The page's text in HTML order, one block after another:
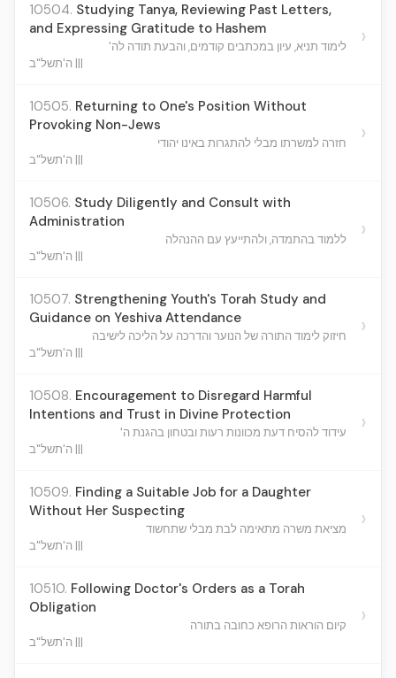
10504. Studying Tanya, Reviewing Past Letters,
and Expressing Gratitude to Hashem
לימוד תניא, עיון במכתבים קודמים, והבעת תודה לה'
ה'תשל"ב |||
›
10505. Returning to One's Position Without
Provoking Non-Jews
חזרה למשרתו מבלי להתגרות באינו יהודי
ה'תשל"ב |||
›
10506. Study Diligently and Consult with
Administration
ללמוד בהתמדה, ולהתייעץ עם ההנהלה
ה'תשל"ב |||
›
10507. Strengthening Youth's Torah Study and
Guidance on Yeshiva Attendance
חיזוק לימוד התורה של הנוער והדרכה על הליכה לישיבה
ה'תשל"ב |||
›
10508. Encouragement to Disregard Harmful
Intentions and Trust in Divine Protection
עידוד להסיח דעת מכוונות רעות ובטחון בהגנת ה'
ה'תשל"ב |||
›
10509. Finding a Suitable Job for a Daughter
Without Her Suspecting
מציאת משרה מתאימה לבת מבלי שתחשוד
ה'תשל"ב |||
›
10510. Following Doctor's Orders as a Torah
Obligation
קיום הוראות הרופא כחובה בתורה
ה'תשל"ב |||
›